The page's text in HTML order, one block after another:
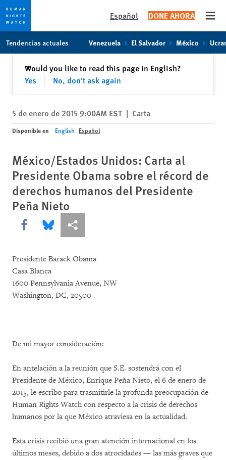
content
Español DONE AHORA
Tendencias actuales Venezuela El Salvador México
Would you like to read this page in English?
Yes
No, don't ask again
✕Cerrar
5 de enero de 2015 9:00AM EST | Carta
Disponible en English Español
México/Estados Unidos: Carta al
Presidente Obama sobre el récord de
derechos humanos del Presidente
Peña Nieto
Share this via Facebook
Share this via Bluesky
Share this via Compartir
Presidente Barack Obama
Casa Blanca
1600 Pennsylvania Avenue, NW
Washington, DC, 20500
De mi mayor consideración:
En antelación a la reunión que S.E. sostendrá con el
Presidente de México, Enrique Peña Nieto, el 6 de enero de
2015, le escribo para trasmitirle la profunda preocupación de
Human Rights Watch con respecto a la crisis de derechos
humanos por la que México atraviesa en la actualidad.
Esta crisis recibió una gran atención internacional en los
últimos meses, debido a dos atrocidades — las más graves que